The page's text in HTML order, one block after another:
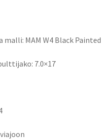
k
n
malli: MAM W4 Black Painted
7.0×17